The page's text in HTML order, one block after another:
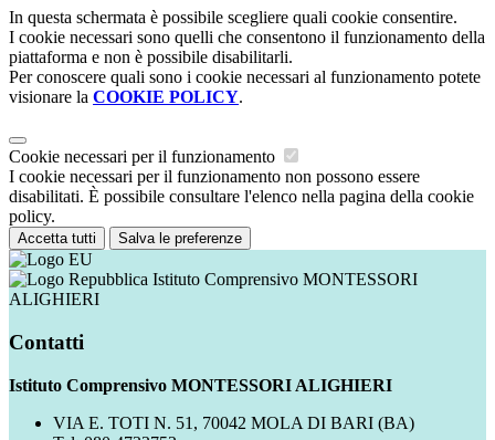
In questa schermata è possibile scegliere quali cookie consentire.
I cookie necessari sono quelli che consentono il funzionamento della
piattaforma e non è possibile disabilitarli.
Per conoscere quali sono i cookie necessari al funzionamento potete
visionare la COOKIE POLICY.
Cookie necessari per il funzionamento
I cookie necessari per il funzionamento non possono essere
disabilitati. È possibile consultare l'elenco nella pagina della cookie
policy.
Accetta tutti Salva le preferenze
Istituto Comprensivo MONTESSORI
ALIGHIERI
Contatti
Istituto Comprensivo MONTESSORI ALIGHIERI
VIA E. TOTI N. 51, 70042 MOLA DI BARI (BA)